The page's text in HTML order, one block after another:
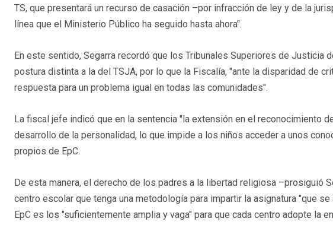
TS, que presentará un recurso de casación –por infracción de ley y de la
línea que el Ministerio Público ha seguido hasta ahora".
En este sentido, Segarra recordó que los Tribunales Superiores de Justicia
postura distinta a la del TSJA, por lo que la Fiscalía, "ante la disparidad de
respuesta para un problema igual en todas las comunidades".
La fiscal jefe indicó que en la sentencia "la extensión en el reconocimiento
desarrollo de la personalidad, lo que impide a los niños acceder a unos
propios de EpC.
De esta manera, el derecho de los padres a la libertad religiosa –prosiguió
centro escolar que tenga una metodología para impartir la asignatura "que
EpC es los "suficientemente amplia y vaga" para que cada centro adopte la